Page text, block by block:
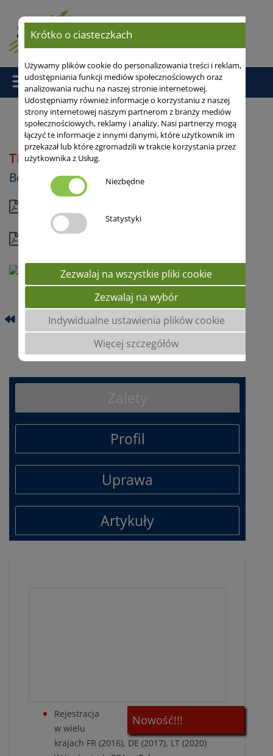
Strona główna/Bobik/ TRUMPET
TRUMPETWysokotaninowy
Bobik jary
TIFFANY
Profil
Uprawa
Artykuły
Nowość!!!
Rejestracja
w wielu
krajach FR (2016), DE (2017), LT (2020)
Krótko o ciasteczkach
Używamy plików cookie do personalizowania treści i reklam,
udostępniania funkcji mediów społecznościowych oraz
analizowania ruchu na naszej stronie internetowej.
Udostępniamy również informacje o korzystaniu z naszej
strony internetowej naszym partnerom z branży mediów
społecznościowych, reklamy i analizy. Nasi partnerzy mogą
łączyć te informacje z innymi danymi, które użytkownik im
przekazał lub które zgromadzili w trakcie korzystania przez
użytkownika z Usług.
Niezbędne
Statystyki
Zezwalaj na wszystkie pliki cookie
Zezwalaj na wybór
Indywidualne ustawienia plików cookie
Więcej szczegółów